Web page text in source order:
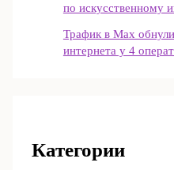
по искусственному
Трафик в Max
интернета у 4
Категории